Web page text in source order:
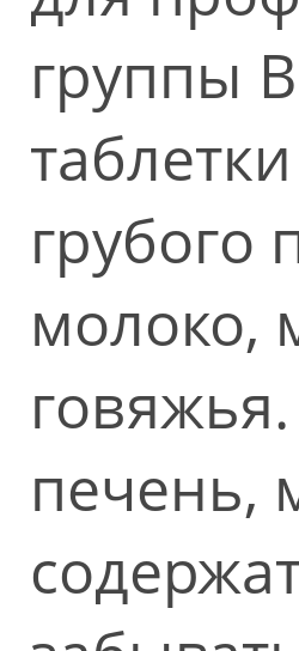
группы
грубого
молоко,
печень,